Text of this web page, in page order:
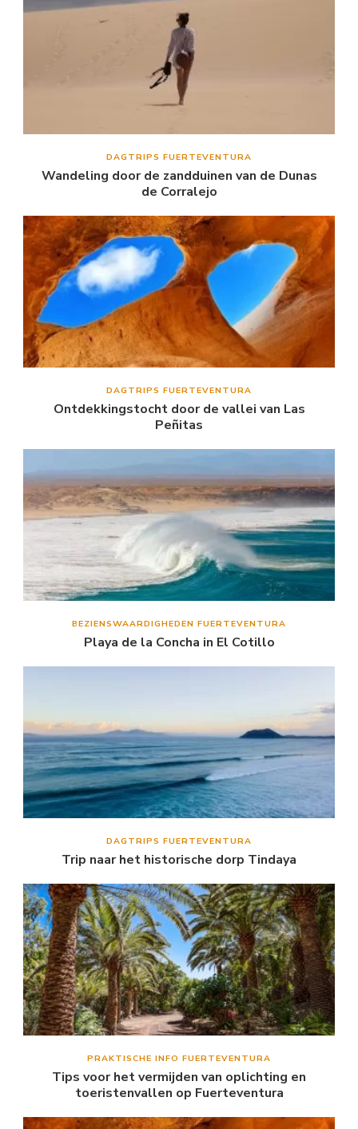
DAGTRIPS FUERTEVENTURA
Wandeling door de zandduinen van de Dunas
de Corralejo
DAGTRIPS FUERTEVENTURA
Ontdekkingstocht door de vallei van Las
Peñitas
BEZIENSWAARDIGHEDEN FUERTEVENTURA
Playa de la Concha in El Cotillo
DAGTRIPS FUERTEVENTURA
Trip naar het historische dorp Tindaya
PRAKTISCHE INFO FUERTEVENTURA
Tips voor het vermijden van oplichting en
toeristenvallen op Fuerteventura